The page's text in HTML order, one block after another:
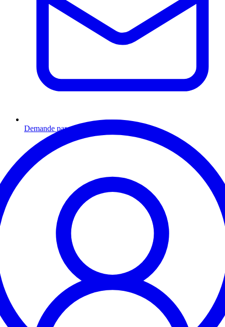
Demande par email